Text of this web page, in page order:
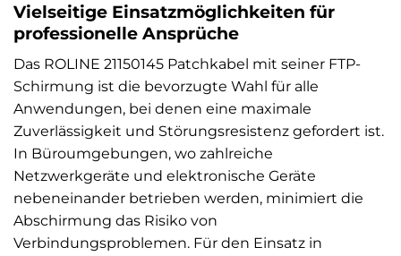
Vielseitige Einsatzmöglichkeiten für
professionelle Ansprüche
Das ROLINE 21150145 Patchkabel mit seiner FTP-
Schirmung ist die bevorzugte Wahl für alle
Anwendungen, bei denen eine maximale
Zuverlässigkeit und Störungsresistenz gefordert ist.
In Büroumgebungen, wo zahlreiche
Netzwerkgeräte und elektronische Geräte
nebeneinander betrieben werden, minimiert die
Abschirmung das Risiko von
Verbindungsproblemen. Für den Einsatz in